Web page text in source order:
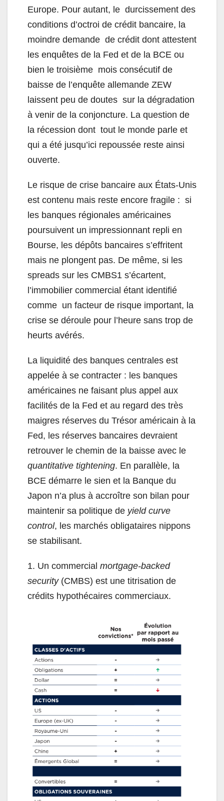
Europe. Pour autant, le durcissement des
conditions d’octroi de crédit bancaire, la
moindre demande de crédit dont attestent
les enquêtes de la Fed et de la BCE ou
bien le troisième mois consécutif de
baisse de l’enquête allemande ZEW
laissent peu de doutes sur la dégradation
à venir de la conjoncture. La question de
la récession dont tout le monde parle et
qui a été jusqu’ici repoussée reste ainsi
ouverte.
Le risque de crise bancaire aux États-Unis
est contenu mais reste encore fragile : si
les banques régionales américaines
poursuivent un impressionnant repli en
Bourse, les dépôts bancaires s’effritent
mais ne plongent pas. De même, si les
spreads sur les CMBS1 s’écartent,
l’immobilier commercial étant identifié
comme un facteur de risque important, la
crise se déroule pour l’heure sans trop de
heurts avérés.
La liquidité des banques centrales est
appelée à se contracter : les banques
américaines ne faisant plus appel aux
facilités de la Fed et au regard des très
maigres réserves du Trésor américain à la
Fed, les réserves bancaires devraient
retrouver le chemin de la baisse avec le
quantitative tightening. En parallèle, la
BCE démarre le sien et la Banque du
Japon n’a plus à accroître son bilan pour
maintenir sa politique de yield curve
control, les marchés obligataires nippons
se stabilisant.
1. Un commercial mortgage-backed
security (CMBS) est une titrisation de
crédits hypothécaires commerciaux.